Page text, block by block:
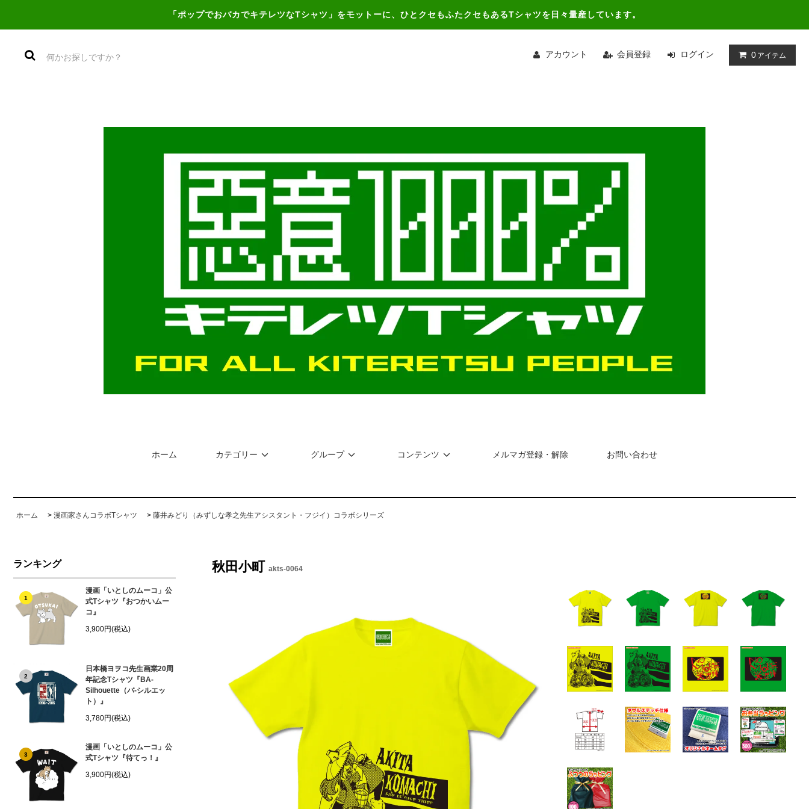
「ポップでおバカでキテレツなTシャツ」をモットーに、ひとクセもふたクセもあるTシャツを日々量産しています。
アカウント 会員登録 ログイン 0 アイテム
ホーム カテゴリー グループ コンテンツ メルマガ登録・解除 お問い合わせ
ホーム > 漫画家さんコラボTシャツ > 藤井みどり（みずしな孝之先生アシスタント・フジイ）コラボシリーズ
ランキング
1
漫画「いとしのムーコ」公
式Tシャツ『おつかいムー
コ』
3,900円(税込)
2
日本橋ヨヲコ先生画業20周
年記念Tシャツ『BA-
Silhouette（バ-シルエッ
ト）』
3,780円(税込)
3
漫画「いとしのムーコ」公
式Tシャツ『待てっ！』
3,900円(税込)
秋田小町 akts-0064